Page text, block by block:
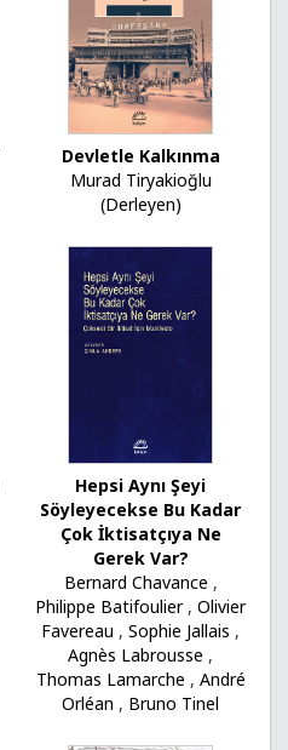
Devletle Kalkınma
Murad Tiryakioğlu
(Derleyen)
Hepsi Aynı Şeyi
Söyleyecekse Bu Kadar
Çok İktisatçıya Ne
Gerek Var?
Bernard Chavance ,
Philippe Batifoulier, Olivier
Favereau , Sophie Jallais ,
Agnès Labrousse ,
Thomas Lamarche , André
Orléan , Bruno Tinel